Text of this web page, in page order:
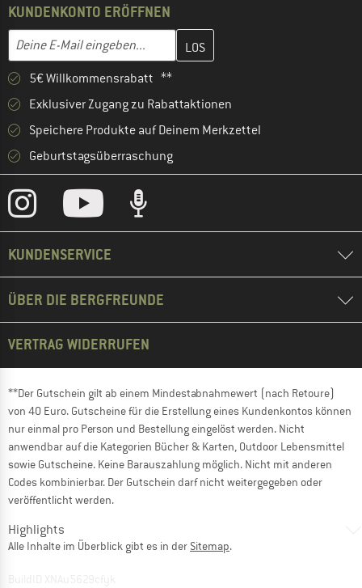
KUNDENKONTO ERÖFFNEN
E-Mail-Adresse
Gib hier deine E-Mail-Adresse ein und erstelle im nächsten
5€ Willkommensrabatt **
Exklusiver Zugang zu Rabattaktionen
Speichere Produkte auf Deinem Merkzettel
Geburtstagsüberraschung
KUNDENSERVICE
ÜBER DIE BERGFREUNDE
VERTRAG WIDERRUFEN
**Der Gutschein gilt ab einem Mindestabnahmewert (nach Retoure)
von 40 Euro. Gutscheine für die Erstellung eines Kundenkontos können
nur einmal pro Person und Bestellung eingelöst werden. Nicht
anwendbar auf die Kategorien Bücher & Karten, Outdoor Lebensmittel
sowie Gutscheine. Keine Barauszahlung möglich. Nicht mit anderen
Codes kombinierbar. Der Gutschein darf nicht weitergegeben oder
veröffentlicht werden.
Highlights
Alle Inhalte im Überblick gibt es in der Sitemap.